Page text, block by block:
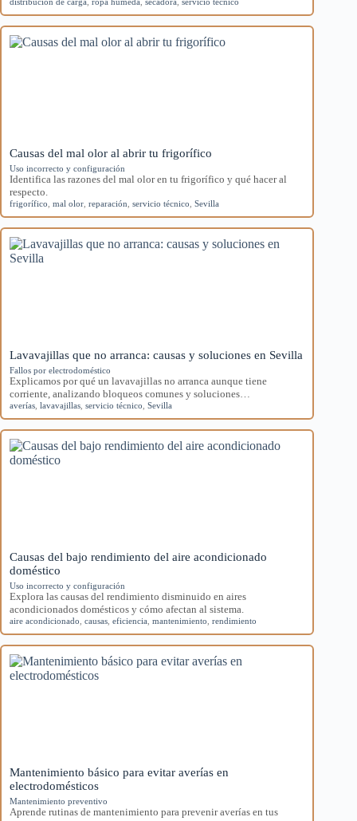
Causas del mal olor al abrir tu frigorífico
Uso incorrecto y configuración
Identifica las razones del mal olor en tu frigorífico y qué hacer al
respecto.
frigorífico mal olor reparación servicio técnico Sevilla
Lavavajillas que no arranca: causas y soluciones en Sevilla
Fallos por electrodoméstico
Explicamos por qué un lavavajillas no arranca aunque tiene
corriente, analizando bloqueos comunes y soluciones…
averías lavavajillas servicio técnico Sevilla
Causas del bajo rendimiento del aire acondicionado
doméstico
Uso incorrecto y configuración
Explora las causas del rendimiento disminuido en aires
acondicionados domésticos y cómo afectan al sistema.
aire acondicionado causas eficiencia mantenimiento rendimiento
Mantenimiento básico para evitar averías en
electrodomésticos
Mantenimiento preventivo
Aprende rutinas de mantenimiento para prevenir averías en tus